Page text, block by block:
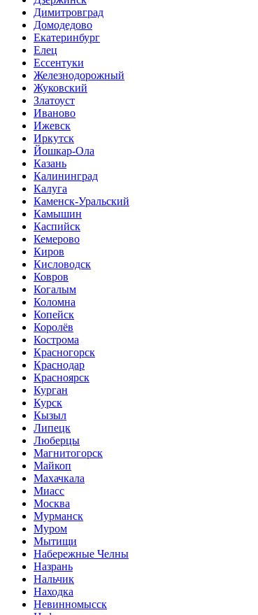
Димитровград
Домодедово
Екатеринбург
Елец
Ессентуки
Железнодорожный
Жуковский
Златоуст
Иваново
Ижевск
Иркутск
Йошкар-Ола
Казань
Калининград
Калуга
Каменск-Уральский
Камышин
Каспийск
Кемерово
Киров
Кисловодск
Ковров
Когалым
Коломна
Копейск
Королёв
Кострома
Красногорск
Краснодар
Красноярск
Курган
Курск
Кызыл
Липецк
Люберцы
Магнитогорск
Майкоп
Махачкала
Миасс
Москва
Мурманск
Муром
Мытищи
Набережные Челны
Назрань
Нальчик
Находка
Невинномысск